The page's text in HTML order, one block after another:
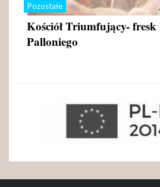
Pozostałe
Kościół Triumfujący- fresk
Palloniego